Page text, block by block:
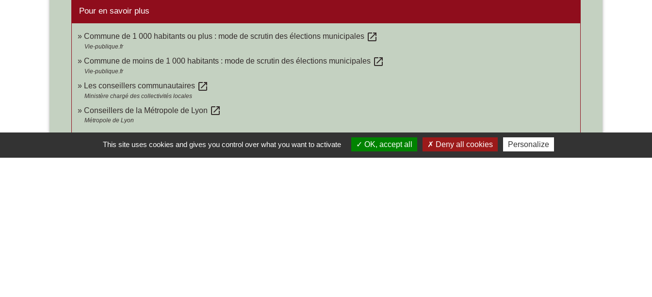
Pour en savoir plus
Commune de 1 000 habitants ou plus : mode de scrutin des élections municipales open_in_new
Vie-publique.fr
Commune de moins de 1 000 habitants : mode de scrutin des élections municipales open_in_new
Vie-publique.fr
Les conseillers communautaires open_in_new
Ministère chargé des collectivités locales
Conseillers de la Métropole de Lyon open_in_new
Métropole de Lyon
Signaler une erreur sur cette page
This site uses cookies and gives you control over what you want to activate OK, accept all Deny all cookies Personalize